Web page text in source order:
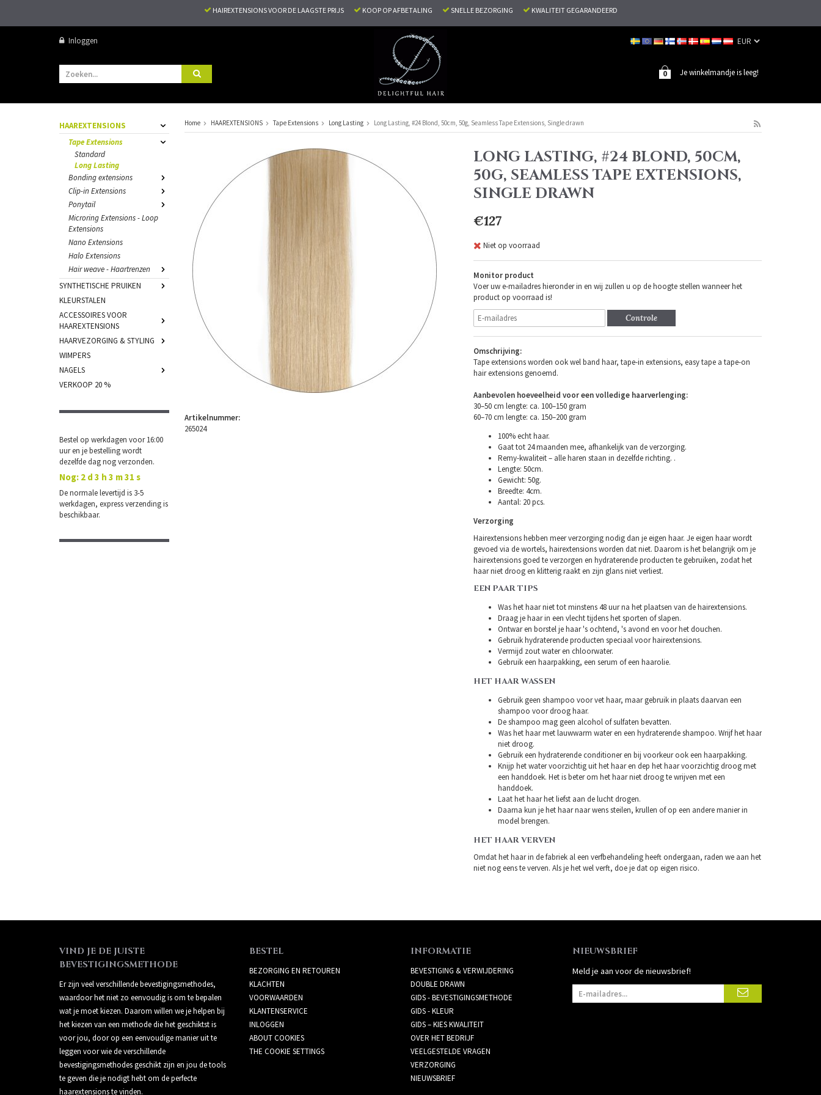
HAIREXTENSIONS VOOR DE LAAGSTE PRIJS KOOP OP AFBETALING SNELLE BEZORGING KWALITEIT GEGARANDEERD
Inloggen
Je winkelmandje is leeg!
0
HAAREXTENSIONS
Tape Extensions
Standard
Long Lasting
Bonding extensions
Clip-in Extensions
Ponytail
Microring Extensions - Loop
Extensions
Nano Extensions
Halo Extensions
Hair weave - Haartrenzen
SYNTHETISCHE PRUIKEN
KLEURSTALEN
ACCESSOIRES VOOR
HAAREXTENSIONS
HAARVEZORGING & STYLING
WIMPERS
NAGELS
VERKOOP 20 %
Bestel op werkdagen voor 16:00
uur en je bestelling wordt
dezelfde dag nog verzonden.
Nog: 2 d 3 h 3 m 31 s
De normale levertijd is 3-5
werkdagen, express verzending is
beschikbaar.
Home HAAREXTENSIONS Tape Extensions Long Lasting Long Lasting, #24 Blond, 50cm, 50g, Seamless Tape Extensions, Single drawn
LONG LASTING, #24 BLOND, 50CM,
50G, SEAMLESS TAPE EXTENSIONS,
SINGLE DRAWN
€127
Niet op voorraad
Monitor product
Voer uw e-mailadres hieronder in en wij zullen u op de hoogte stellen wanneer het
product op voorraad is!
Controle
Omschrijving:
Tape extensions worden ook wel band haar, tape-in extensions, easy tape a tape-on
hair extensions genoemd.
Aanbevolen hoeveelheid voor een volledige haarverlenging:
30–50 cm lengte: ca. 100–150 gram
60–70 cm lengte: ca. 150–200 gram
100% echt haar.
Gaat tot 24 maanden mee, afhankelijk van de verzorging.
Remy-kwaliteit – alle haren staan in dezelfde richting. .
Lengte: 50cm.
Gewicht: 50g.
Breedte: 4cm.
Aantal: 20 pcs.
Verzorging
Hairextensions hebben meer verzorging nodig dan je eigen haar. Je eigen haar wordt
gevoed via de wortels, hairextensions worden dat niet. Daarom is het belangrijk om je
hairextensions goed te verzorgen en hydraterende producten te gebruiken, zodat het
haar niet droog en klitterig raakt en zijn glans niet verliest.
EEN PAAR TIPS
Was het haar niet tot minstens 48 uur na het plaatsen van de hairextensions.
Draag je haar in een vlecht tijdens het sporten of slapen.
Ontwar en borstel je haar 's ochtend, 's avond en voor het douchen.
Gebruik hydraterende producten speciaal voor hairextensions.
Vermijd zout water en chloorwater.
Gebruik een haarpakking, een serum of een haarolie.
HET HAAR WASSEN
Gebruik geen shampoo voor vet haar, maar gebruik in plaats daarvan een
shampoo voor droog haar.
De shampoo mag geen alcohol of sulfaten bevatten.
Was het haar met lauwwarm water en een hydraterende shampoo. Wrijf het haar
niet droog.
Gebruik een hydraterende conditioner en bij voorkeur ook een haarpakking.
Knijp het water voorzichtig uit het haar en dep het haar voorzichtig droog met
een handdoek. Het is beter om het haar niet droog te wrijven met een
handdoek.
Laat het haar het liefst aan de lucht drogen.
Daarna kun je het haar naar wens steilen, krullen of op een andere manier in
model brengen.
HET HAAR VERVEN
Omdat het haar in de fabriek al een verfbehandeling heeft ondergaan, raden we aan het
niet nog eens te verven. Als je het wel verft, doe je dat op eigen risico.
Artikelnummer:
265024
VIND JE DE JUISTE
BEVESTIGINGSMETHODE
Er zijn veel verschillende bevestigingsmethodes,
waardoor het niet zo eenvoudig is om te bepalen
wat je moet kiezen. Daarom willen we je helpen bij
het kiezen van een methode die het geschiktst is
voor jou, door op een eenvoudige manier uit te
leggen voor wie de verschillende
bevestigingsmethodes geschikt zijn en jou de tools
te geven die je nodigt hebt om de perfecte
haarextensions te vinden.
BESTEL
BEZORGING EN RETOUREN
KLACHTEN
VOORWAARDEN
KLANTENSERVICE
INLOGGEN
ABOUT COOKIES
THE COOKIE SETTINGS
INFORMATIE
BEVESTIGING & VERWIJDERING
DOUBLE DRAWN
GIDS - BEVESTIGINGSMETHODE
GIDS - KLEUR
GIDS – KIES KWALITEIT
OVER HET BEDRIJF
VEELGESTELDE VRAGEN
VERZORGING
NIEUWSBRIEF
NIEUWSBRIEF
Meld je aan voor de nieuwsbrief!